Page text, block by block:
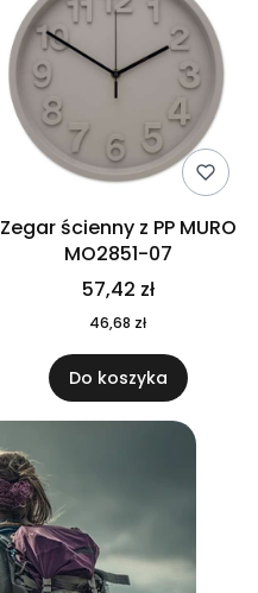
Zegar ścienny z PP MURO
MO2851-07
57,42 zł
46,68 zł
Do koszyka